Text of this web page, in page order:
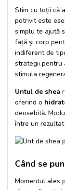
Știm cu toții că
potrivit este
simplu te ajută
față și corp
indiferent de
strategii pentru
stimula
Untul de shea
oferind o
deosebită.
între un rezultat
Când se
Momentul ales